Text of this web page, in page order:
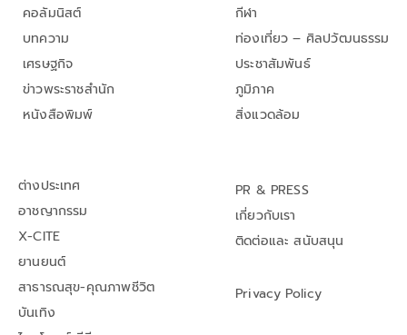
คอลัมนิสต์
บทความ
เศรษฐกิจ
ข่าวพระราชสำนัก
หนังสือพิมพ์
กีฬา
ท่องเที่ยว – ศิลปวัฒนธรรม
ประชาสัมพันธ์
ภูมิภาค
สิ่งแวดล้อม
ต่างประเทศ
อาชญากรรม
X-CITE
ยานยนต์
สาธารณสุข-คุณภาพชีวิต
บันเทิง
PR & PRESS
เกี่ยวกับเรา
ติดต่อและ สนับสนุน
Privacy Policy